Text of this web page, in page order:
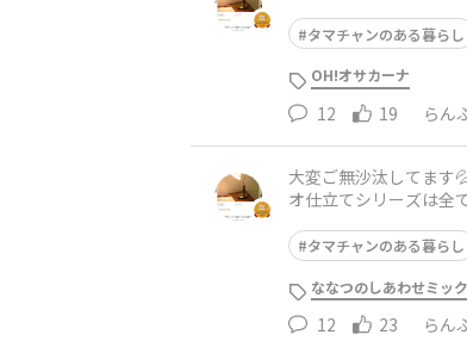
タマチャンのある暮らし
OH!オサカーナ
12 19 らん
大変ご無沙汰してます💦 ちょっと色々あり、バタバタしてましたが、何とか生きてます🤣 タマチャンクエストを思い出し、慌てて とろけ
オ仕立てシリーズは全
タマチャンのある暮らし
ななつのしあわせミッ
12 23 らん